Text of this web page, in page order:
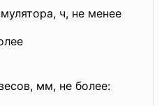
аккумулятора, ч,
кг, не более
мм, не более: